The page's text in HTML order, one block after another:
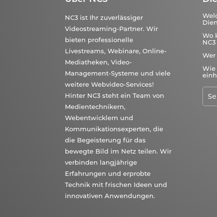
NC3 ist Ihr zuverlässiger
Videostreaming-Partner. Wir
bieten professionelle
Livestreams, Webinare, Online-
Mediatheken, Video-
Management-Systeme und viele
weitere Webvideo-Services!
Hinter NC3 steht ein Team von
Medientechnikern,
Webentwicklern und
Kommunikationsexperten, die
die Begeisterung für das
bewegte Bild im Netz teilen. Wir
verbinden langjährige
Erfahrungen und erprobte
Technik mit frischen Ideen und
innovativen Anwendungen.
Wo
Wer
Wie